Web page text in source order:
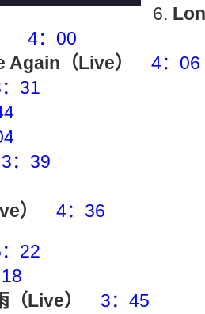
4：00
Again（Live）
4：06
31
3：39
）
4：36
22
Live）
3：45